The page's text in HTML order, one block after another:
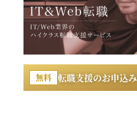
指標 主な関連部門
達コスト
リードタイム 製造・品質管理部門
無料 転職支援のお申込み